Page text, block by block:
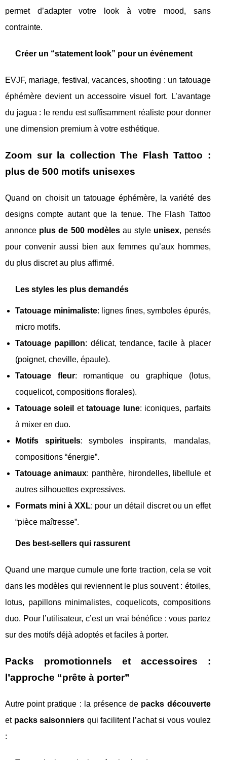
permet d’adapter votre look à votre mood, sans
contrainte.
Créer un “statement look” pour un événement
EVJF, mariage, festival, vacances, shooting : un tatouage
éphémère devient un accessoire visuel fort. L’avantage
du jagua : le rendu est suffisamment réaliste pour donner
une dimension premium à votre esthétique.
Zoom sur la collection The Flash Tattoo :
plus de 500 motifs unisexes
Quand on choisit un tatouage éphémère, la variété des
designs compte autant que la tenue. The Flash Tattoo
annonce plus de 500 modèlesau style unisex, pensés
pour convenir aussi bien aux femmes qu’aux hommes,
du plus discret au plus affirmé.
Les styles les plus demandés
Tatouage minimaliste: lignes fines, symboles épurés,
micro motifs.
Tatouage papillon: délicat, tendance, facile à placer
(poignet, cheville, épaule).
Tatouage fleur: romantique ou graphique (lotus,
coquelicot, compositions florales).
Tatouage soleil ettatouage lune: iconiques, parfaits
à mixer en duo.
Motifs spirituels: symboles inspirants, mandalas,
compositions “énergie”.
Tatouage animaux: panthère, hirondelles, libellule et
autres silhouettes expressives.
Formats mini à XXL: pour un détail discret ou un effet
“pièce maîtresse”.
Des best-sellers qui rassurent
Quand une marque cumule une forte traction, cela se voit
dans les modèles qui reviennent le plus souvent : étoiles,
lotus, papillons minimalistes, coquelicots, compositions
duo. Pour l’utilisateur, c’est un vrai bénéfice : vous partez
sur des motifs déjà adoptés et faciles à porter.
Packs promotionnels et accessoires :
l’approche “prête à porter”
Autre point pratique : la présence de packs découverte
et packs saisonniers qui facilitent l’achat si vous voulez
: